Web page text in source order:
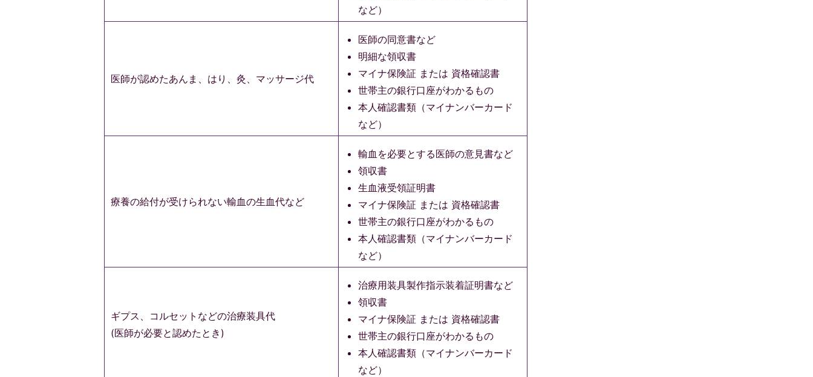
など）
医師が認めたあんま、はり、灸、マッサージ代
医師の同意書など
明細な領収書
マイナ保険証 または 資格確認書
世帯主の銀行口座がわかるもの
本人確認書類（マイナンバーカード
など）
療養の給付が受けられない輸血の生血代など
輸血を必要とする医師の意見書など
領収書
生血液受領証明書
マイナ保険証 または 資格確認書
世帯主の銀行口座がわかるもの
本人確認書類（マイナンバーカード
など）
ギプス、コルセットなどの治療装具代
(医師が必要と認めたとき)
治療用装具製作指示装着証明書など
領収書
マイナ保険証 または 資格確認書
世帯主の銀行口座がわかるもの
本人確認書類（マイナンバーカード
など）